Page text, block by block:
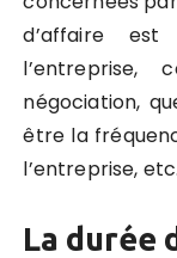
d’affaire
négociation,
être la
l’entreprise, etc.
La durée